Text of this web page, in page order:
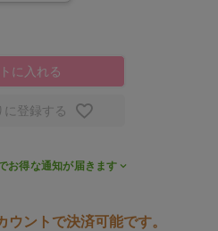
に入れる
に登録する
お得な通知が届きます
ウントで決済可能です。